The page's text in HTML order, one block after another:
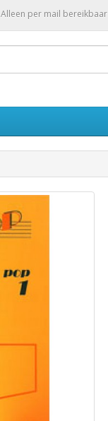
Alleen per mail bereikbaar